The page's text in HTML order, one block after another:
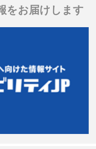
をお届けします